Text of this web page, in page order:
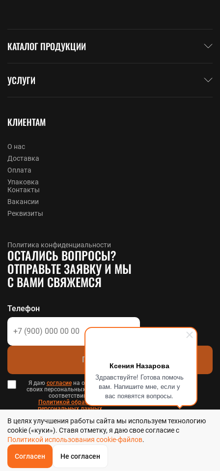
Ксения Назарова
Здравствуйте! Готова помочь
вам. Напишите мне, если у
вас появятся вопросы.
ОБРАТНЫЙЗВОНОК
КАТАЛОГ ПРОДУКЦИИ
УСЛУГИ
КЛИЕНТАМ
О нас
Доставка
Оплата
Упаковка
Контакты
Вакансии
Реквизиты
Политика конфиденциальности
ОСТАЛИСЬ ВОПРОСЫ?
ОТПРАВЬТЕ ЗАЯВКУ И МЫ
С ВАМИ СВЯЖЕМСЯ
Телефон
Позвоните мне
Я даю согласиена обработку
своих персональных данных в
соответствии с
Политикой обработки
персональных данных
Пользовательским соглашением .
Стальтека - библиотека стальных решений в Хабаровске, 2026
Главная
В целях улучшения работы сайта мы используем технологию
cookie («куки»). Ставя отметку, я даю свое согласие с
Политикой использования cookie-файлов.
Согласен Не согласен